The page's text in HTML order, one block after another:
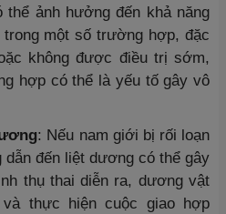
thể ảnh hưởng đến khả năng
một số trường hợp, đặc
không được điều trị sớm,
hợp có thể là yếu tố gây vô
: Nếu nam giới bị rối loạn
đến liệt dương có thể gây
thụ thai diễn ra, dương vật
thực hiện cuộc giao hợp